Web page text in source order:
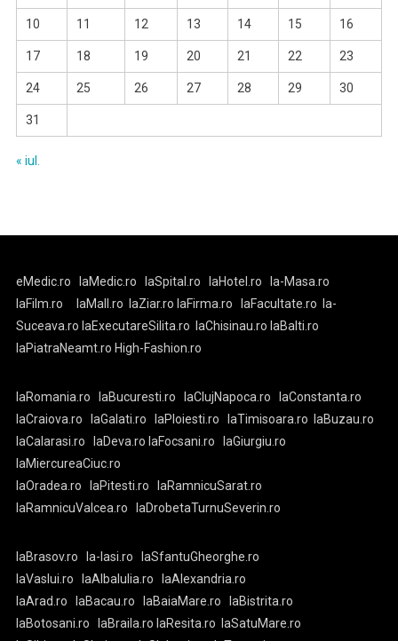
10 11 12 13 14 15 16
17 18 19 20 21 22 23
24 25 26 27 28 29 30
31
« iul.
eMedic.ro laMedic.ro laSpital.ro laHotel.ro
la-Masa.ro
laFilm.ro
laMall.ro laZiar.ro laFirma.ro laFacultate.ro
la-
Suceava.ro laExecutareSilita.ro laChisinau.ro laBalti.ro
laPiatraNeamt.ro High-Fashion.ro
laRomania.ro laBucuresti.ro laClujNapoca.ro
laConstanta.ro
laCraiova.ro
laGalati.ro laPloiesti.ro laTimisoara.ro
laBuzau.ro
laCalarasi.ro
laDeva.ro laFocsani.ro
laGiurgiu.ro
laMiercureaCiuc.ro
laOradea.ro
laPitesti.ro
laRamnicuSarat.ro
laRamnicuValcea.ro
laDrobetaTurnuSeverin.ro
laBrasov.ro la-Iasi.ro
laSfantuGheorghe.ro
laVaslui.ro
laAlbaIulia.ro
laAlexandria.ro
laArad.ro
laBacau.ro laBaiaMare.ro
laBistrita.ro
laBotosani.ro
laBraila.ro laResita.ro
laSatuMare.ro